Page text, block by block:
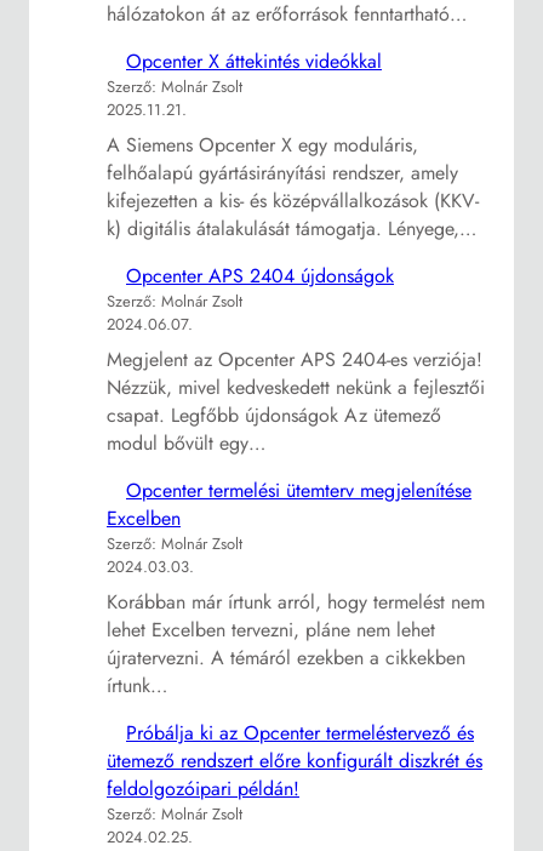
hálózatokon át az erőforrások fenntartható…
Opcenter X áttekintés videókkal
Szerző: Molnár Zsolt
2025.11.21.
A Siemens Opcenter X egy moduláris,
felhőalapú gyártásirányítási rendszer, amely
kifejezetten a kis- és középvállalkozások (KKV-
k) digitális átalakulását támogatja. Lényege,…
Opcenter APS 2404 újdonságok
Szerző: Molnár Zsolt
2024.06.07.
Megjelent az Opcenter APS 2404-es verziója!
Nézzük, mivel kedveskedett nekünk a fejlesztői
csapat. Legfőbb újdonságok Az ütemező
modul bővült egy…
Opcenter termelési ütemterv megjelenítése
Excelben
Szerző: Molnár Zsolt
2024.03.03.
Korábban már írtunk arról, hogy termelést nem
lehet Excelben tervezni, pláne nem lehet
újratervezni. A témáról ezekben a cikkekben
írtunk…
Próbálja ki az Opcenter termeléstervező és
ütemező rendszert előre konfigurált diszkrét és
feldolgozóipari példán!
Szerző: Molnár Zsolt
2024.02.25.